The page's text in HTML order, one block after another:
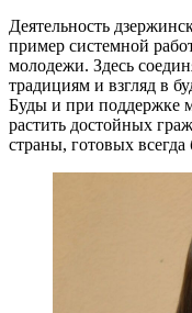
Деятельность
пример системной
молодежи. Здесь
традициям и взгляд в
Буды и при поддержке
растить достойных
страны, готовых всегда